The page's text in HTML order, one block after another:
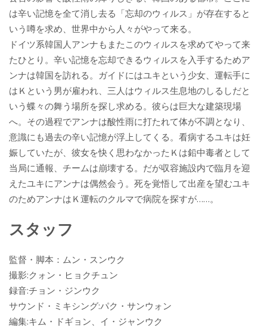
は辛い記憶を全て消し去る「忘却のウィルス」が存在すると
いう噂を求め、世界中から人々がやって来る。
ドイツ系韓国人アンナもまたこのウィルスを求めてやって来
たひとり。辛い記憶を忘却できるウィルスを入手するためア
ンナは韓国を訪れる。ガイドにはユキという少女、運転手に
はＫという男が雇われ、三人はウィルス生息地のしるしだと
いう蝶々の舞う場所を探し求める。彼らは巨大な建築現場
へ。その過程でアンナは酸性雨に打たれて体が不調となり、
意識にも過去の辛い記憶が浮上してくる。看病するユキは妊
娠していたが、彼女を快く思わなかったＫは鉛中毒者として
当局に通報、チームは崩壊する。だが収容施設内で臨月を迎
えたユキにアンナは偶然会う。死を覚悟して出産を望むユキ
のためアンナはＫ運転のクルマで病院を探すが……。
スタッフ
監督・脚本：ムン・スンウク
撮影:クォン・ヒョクチュン
録音:チョン・ジンウク
サウンド・ミキシング:パク・サンウォン
編集:キム・ドギョン、イ・ジャンウク